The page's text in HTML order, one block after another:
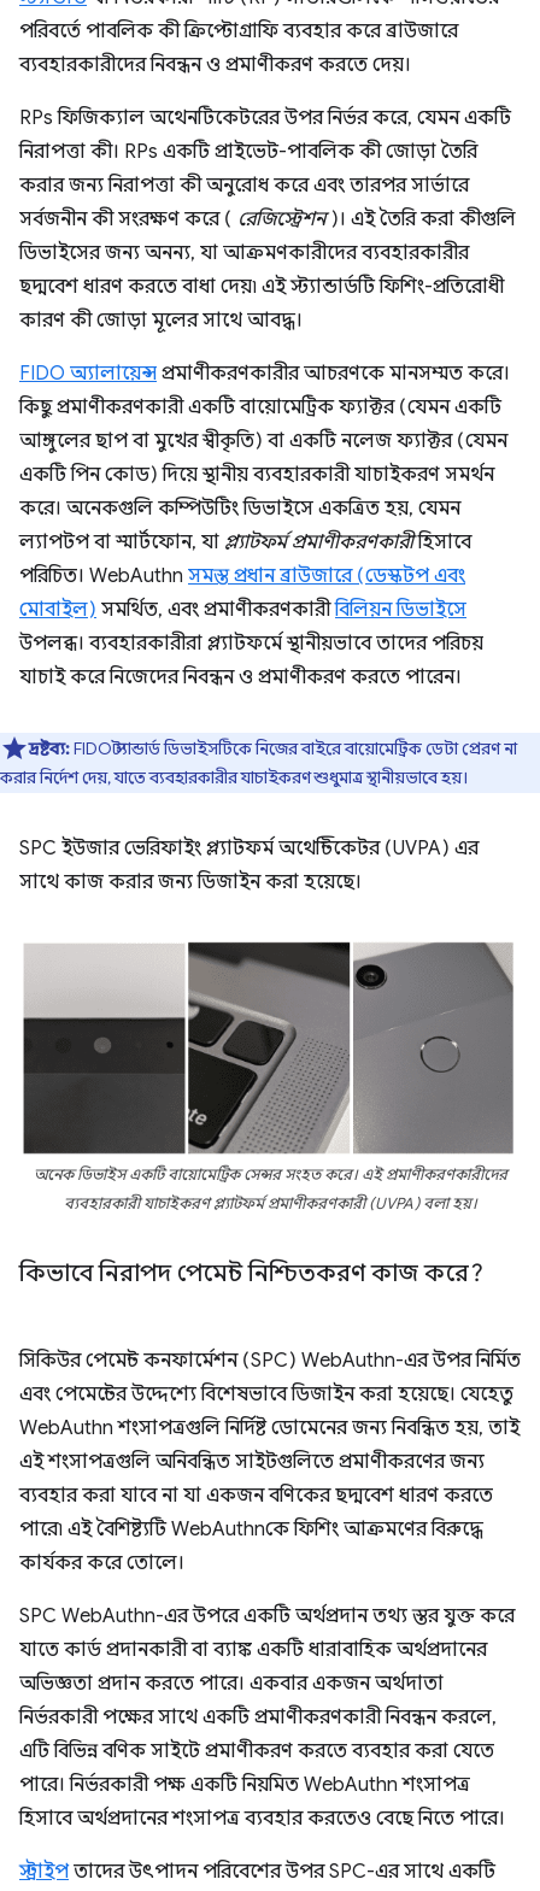
পরিবর্তে পাবলিক কী ক্রিপ্টোগ্রাফি ব্যবহার করে ব্রাউজারে
ব্যবহারকারীদের নিবন্ধন ও প্রমাণীকরণ করতে দেয়।
RPs ফিজিক্যাল অথেনটিকেটরের উপর নির্ভর করে, যেমন একটি
নিরাপত্তা কী। RPs একটি প্রাইভেট-পাবলিক কী জোড়া তৈরি
করার জন্য নিরাপত্তা কী অনুরোধ করে এবং তারপর সার্ভারে
সর্বজনীন কী সংরক্ষণ করে ( রেজিস্ট্রেশন)। এই তৈরি করা কীগুলি
ডিভাইসের জন্য অনন্য, যা আক্রমণকারীদের ব্যবহারকারীর
ছদ্মবেশ ধারণ করতে বাধা দেয়৷ এই স্ট্যান্ডার্ডটি ফিশিং-প্রতিরোধী
কারণ কী জোড়া মূলের সাথে আবদ্ধ।
FIDO অ্যালায়েন্স প্রমাণীকরণকারীর আচরণকে মানসম্মত করে।
কিছু প্রমাণীকরণকারী একটি বায়োমেট্রিক ফ্যাক্টর (যেমন একটি
আঙ্গুলের ছাপ বা মুখের স্বীকৃতি) বা একটি নলেজ ফ্যাক্টর (যেমন
একটি পিন কোড) দিয়ে স্থানীয় ব্যবহারকারী যাচাইকরণ সমর্থন
করে। অনেকগুলি কম্পিউটিং ডিভাইসে একত্রিত হয়, যেমন
ল্যাপটপ বা স্মার্টফোন, যা প্ল্যাটফর্ম প্রমাণীকরণকারীহিসাবে
পরিচিত। WebAuthn সমস্ত প্রধান ব্রাউজারে (ডেস্কটপ এবং
মোবাইল) সমর্থিত, এবং প্রমাণীকরণকারীবিলিয়ন ডিভাইসে
উপলব্ধ। ব্যবহারকারীরা প্ল্যাটফর্মে স্থানীয়ভাবে তাদের পরিচয়
যাচাই করে নিজেদের নিবন্ধন ও প্রমাণীকরণ করতে পারেন।
দ্রষ্টব্য:FIDO স্ট্যান্ডার্ড ডিভাইসটিকে নিজের বাইরে বায়োমেট্রিক ডেটা প্রেরণ না
করার নির্দেশ দেয়, যাতে ব্যবহারকারীর যাচাইকরণ শুধুমাত্র স্থানীয়ভাবে হয়।
SPC ইউজার ভেরিফাইং প্ল্যাটফর্ম অথেন্টিকেটর (UVPA) এর
সাথে কাজ করার জন্য ডিজাইন করা হয়েছে।
অনেক ডিভাইস একটি বায়োমেট্রিক সেন্সর সংহত করে। এই প্রমাণীকরণকারীদের
ব্যবহারকারী যাচাইকরণ প্ল্যাটফর্ম প্রমাণীকরণকারী (UVPA) বলা হয়।
কিভাবে নিরাপদ পেমেন্ট নিশ্চিতকরণ কাজ করে?
সিকিউর পেমেন্ট কনফার্মেশন (SPC) WebAuthn-এর উপর নির্মিত
এবং পেমেন্টের উদ্দেশ্যে বিশেষভাবে ডিজাইন করা হয়েছে। যেহেতু
WebAuthn শংসাপত্রগুলি নির্দিষ্ট ডোমেনের জন্য নিবন্ধিত হয়, তাই
এই শংসাপত্রগুলি অনিবন্ধিত সাইটগুলিতে প্রমাণীকরণের জন্য
ব্যবহার করা যাবে না যা একজন বণিকের ছদ্মবেশ ধারণ করতে
পারে৷ এই বৈশিষ্ট্যটি WebAuthnকে ফিশিং আক্রমণের বিরুদ্ধে
কার্যকর করে তোলে।
SPC WebAuthn-এর উপরে একটি অর্থপ্রদান তথ্য স্তর যুক্ত করে
যাতে কার্ড প্রদানকারী বা ব্যাঙ্ক একটি ধারাবাহিক অর্থপ্রদানের
অভিজ্ঞতা প্রদান করতে পারে। একবার একজন অর্থদাতা
নির্ভরকারী পক্ষের সাথে একটি প্রমাণীকরণকারী নিবন্ধন করলে,
এটি বিভিন্ন বণিক সাইটে প্রমাণীকরণ করতে ব্যবহার করা যেতে
পারে। নির্ভরকারী পক্ষ একটি নিয়মিত WebAuthn শংসাপত্র
হিসাবে অর্থপ্রদানের শংসাপত্র ব্যবহার করতেও বেছে নিতে পারে।
স্ট্রাইপতাদের উৎপাদন পরিবেশের উপর SPC-এর সাথে একটি